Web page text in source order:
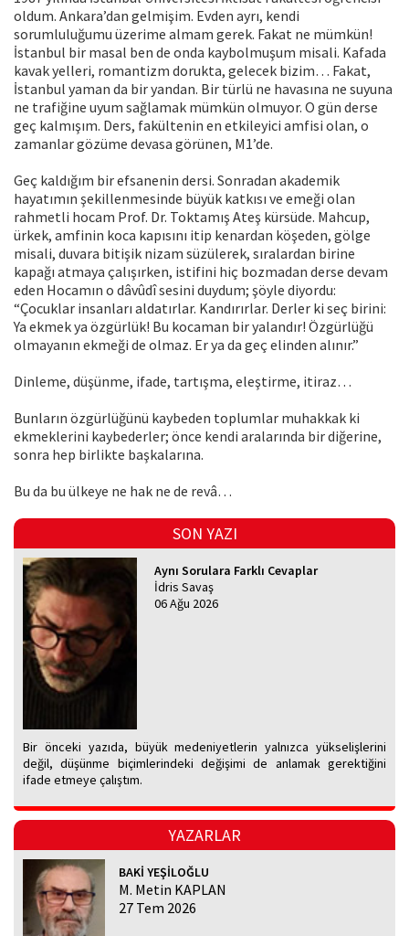
oldum. Ankara’dan gelmişim. Evden ayrı, kendi
sorumluluğumu üzerime almam gerek. Fakat ne mümkün!
İstanbul bir masal ben de onda kaybolmuşum misali. Kafada
kavak yelleri, romantizm dorukta, gelecek bizim… Fakat,
İstanbul yaman da bir yandan. Bir türlü ne havasına ne suyuna
ne trafiğine uyum sağlamak mümkün olmuyor. O gün derse
geç kalmışım. Ders, fakültenin en etkileyici amfisi olan, o
zamanlar gözüme devasa görünen, M1’de.
Geç kaldığım bir efsanenin dersi. Sonradan akademik
hayatımın şekillenmesinde büyük katkısı ve emeği olan
rahmetli hocam Prof. Dr. Toktamış Ateş kürsüde. Mahcup,
ürkek, amfinin koca kapısını itip kenardan köşeden, gölge
misali, duvara bitişik nizam süzülerek, sıralardan birine
kapağı atmaya çalışırken, istifini hiç bozmadan derse devam
eden Hocamın o dâvûdî sesini duydum; şöyle diyordu:
“Çocuklar insanları aldatırlar. Kandırırlar. Derler ki seç birini:
Ya ekmek ya özgürlük! Bu kocaman bir yalandır! Özgürlüğü
olmayanın ekmeği de olmaz. Er ya da geç elinden alınır.”
Dinleme, düşünme, ifade, tartışma, eleştirme, itiraz…
Bunların özgürlüğünü kaybeden toplumlar muhakkak ki
ekmeklerini kaybederler; önce kendi aralarında bir diğerine,
sonra hep birlikte başkalarına.
Bu da bu ülkeye ne hak ne de revâ…
SON YAZI
Aynı Sorulara Farklı Cevaplar
İdris Savaş
06 Ağu 2026
Bir önceki yazıda, büyük medeniyetlerin yalnızca yükselişlerini
değil, düşünme biçimlerindeki değişimi de anlamak gerektiğini
ifade etmeye çalıştım.
YAZARLAR
BAKİ YEŞİLOĞLU
M. Metin KAPLAN
27 Tem 2026